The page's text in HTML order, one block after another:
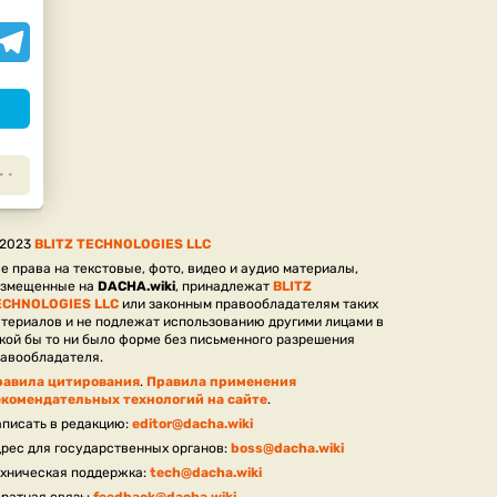
BLITZ TECHNOLOGIES LLC
права на текстовые, фото, видео и аудио материалы,
наDACHA.wiki, принадлежатBLITZ
LLC или законным правообладателям таких
и не подлежат использованию другими лицами в
бы то ни было форме без письменного разрешения
цитирования.Правила применения
технологий на сайте.
в редакцию:editor@dacha.wiki
для государственных органов:boss@dacha.wiki
поддержка:tech@dacha.wiki